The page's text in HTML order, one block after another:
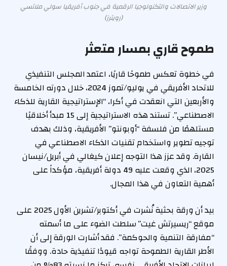
وزير الاتصالات والتكنولوجيا الرقمية في جنوب أفريقيا سولي ملاتسي
(رويترز)
طموح قاري بمسار متعثر
في خطوة تعكس طموحًا قاريًا، اعتمد المجلس التنفيذي
للاتحاد الأفريقي في يوليو/تموز 2024، خلال دورته الخامسة
والأربعين التي انعقدت في أكرا، “الإستراتيجية القارية للذكاء
الاصطناعي”. تستند هذه الاستراتيجية إلى 15 مبدأ أخلاقيًا
مستلهمًا من فلسفة “أوبونتو” الأفريقية، وذلك بهدف
توجيه تطوير واستخدام تقنيات الذكاء الاصطناعي في
القارة. وقد عزز هذا التوجه إعلان كيغالي في أبريل/نيسان
2025، الذي وقعت عليه 49 دولة أفريقية، مؤكداً على
أهمية التعاون في هذا المجال.
بيد أن ورقة بحثية نُشرت في أكتوبر/تشرين الأول 2025 على
موقع “ريسيرتش غيت” سلطت الضوء على ما أسمته
“مفارقة التنمية والحوكمة”. فقد أشارت الورقة إلى أن
الأطر القارية الطموحة تواجه قيودًا تنفيذية حادة. ووفقًا